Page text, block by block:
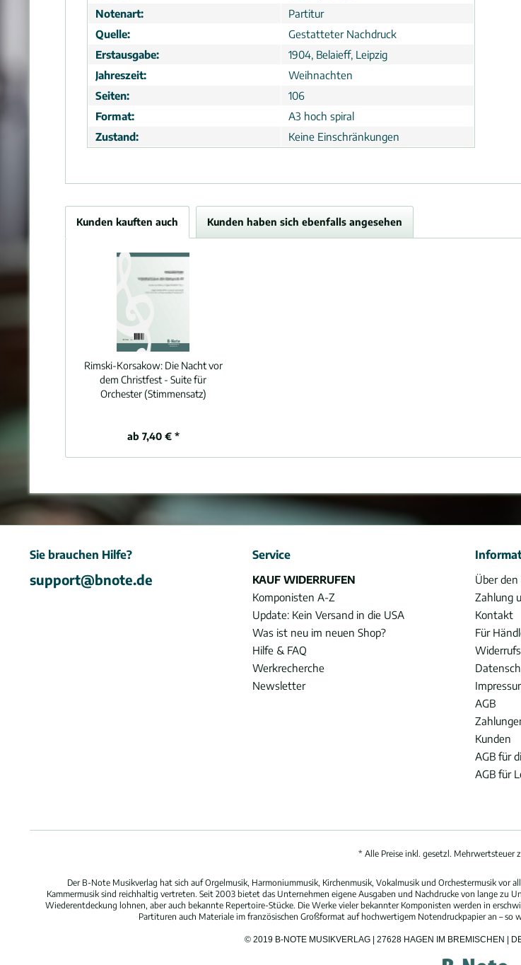
Notenart:
Partitur
Quelle:
Gestatteter Nachdruck
Erstausgabe:
1904, Belaieff, Leipzig
Jahreszeit:
Weihnachten
Seiten:
106
Format:
A3 hoch spiral
Zustand:
Keine Einschränkungen
Kunden kauften auch Kunden haben sich ebenfalls angesehen
Rimski-Korsakow: Die Nacht vor
dem Christfest - Suite für
Orchester (Stimmensatz)
ab 7,40 € *
Sie brauchen Hilfe?
support@bnote.de
Service
KAUF WIDERRUFEN
Komponisten A-Z
Update: Kein Versand in die USA
Was ist neu im neuen Shop?
Hilfe & FAQ
Werkrecherche
Newsletter
Über den
Zahlung
Kontakt
Für
AGB
Kunden
AGB für
AGB für
* Alle Preise inkl. gesetzl. Mehrwertsteuer
Der B-Note Musikverlag hat sich auf Orgelmusik, Harmoniummusik, Kirchenmusik, Vokalmusik und Orchestermusik
Kammermusik sind reichhaltig vertreten. Seit 2003 bietet das Unternehmen eigene Ausgaben und Nachdrucke von lange zu
Wiederentdeckung lohnen, aber auch bekannte Repertoire-Stücke. Die Werke vieler bekannter Komponisten werden in
Partituren auch Materiale im französischen Großformat auf hochwertigem Notendruckpapier an –
© 2019 B-NOTE MUSIKVERLAG | 27628 HAGEN IM BREMISCHEN |